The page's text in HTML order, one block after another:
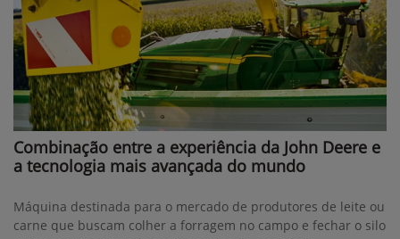
Combinação entre a experiência da John Deere e
a tecnologia mais avançada do mundo
Máquina destinada para o mercado de produtores de leite ou
carne que buscam colher a forragem no campo e fechar o silo